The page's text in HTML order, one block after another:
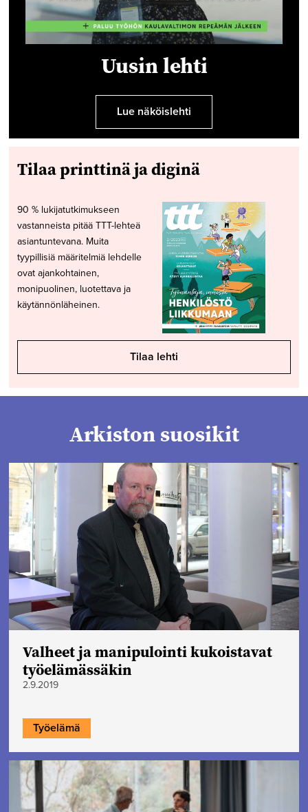
Uusin lehti
Lue näköislehti
Tilaa printtinä ja diginä
90 % lukijatutkimukseen
vastanneista pitää TTT-lehteä
asiantuntevana. Muita
tyypillisiä määritelmiä lehdelle
ovat ajankohtainen,
monipuolinen, luotettava ja
käytännönläheinen.
Tilaa lehti
Arkiston suosikit
Valheet ja manipulointi kukoistavat
työelämässäkin
2.9.2019
Työelämä